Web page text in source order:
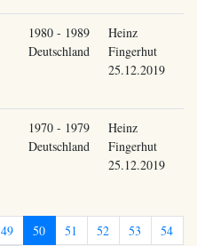
1980 - 1989
Deutschland
Heinz
Fingerhut
25.12.2019
1970 - 1979
Deutschland
Heinz
Fingerhut
25.12.2019
49 50 51 52 53 54